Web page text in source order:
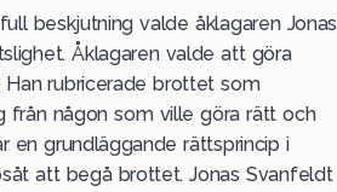
beskjutning valde åklagaren Jonas
Åklagaren valde att göra
rubricerade brottet som
någon som ville göra rätt och
grundläggande rättsprincip i
att begå brottet. Jonas Svanfeldt